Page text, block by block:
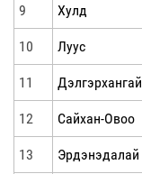
9 Хулд
10 Луус
11 Дэлгэрхангай
12 Сайхан-Овоо
13 Эрдэнэдалай